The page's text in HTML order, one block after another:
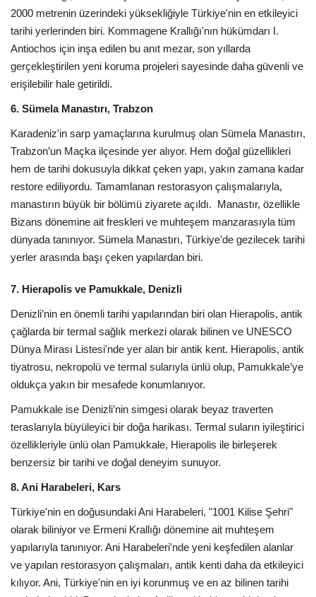
2000 metrenin üzerindeki yüksekliğiyle Türkiye'nin en etkileyici
tarihi yerlerinden biri. Kommagene Krallığı'nın hükümdarı I.
Antiochos için inşa edilen bu anıt mezar, son yıllarda
gerçekleştirilen yeni koruma projeleri sayesinde daha güvenli ve
erişilebilir hale getirildi.
6. Sümela Manastırı, Trabzon
Karadeniz'in sarp yamaçlarına kurulmuş olan Sümela Manastırı,
Trabzon’un Maçka ilçesinde yer alıyor. Hem doğal güzellikleri
hem de tarihi dokusuyla dikkat çeken yapı, yakın zamana kadar
restore ediliyordu. Tamamlanan restorasyon çalışmalarıyla,
manastırın büyük bir bölümü ziyarete açıldı. Manastır, özellikle
Bizans dönemine ait freskleri ve muhteşem manzarasıyla tüm
dünyada tanınıyor. Sümela Manastırı, Türkiye’de gezilecek tarihi
yerler arasında başı çeken yapılardan biri.
7. Hierapolis ve Pamukkale, Denizli
Denizli’nin en önemli tarihi yapılarından biri olan Hierapolis, antik
çağlarda bir termal sağlık merkezi olarak bilinen ve UNESCO
Dünya Mirası Listesi'nde yer alan bir antik kent. Hierapolis, antik
tiyatrosu, nekropolü ve termal sularıyla ünlü olup, Pamukkale’ye
oldukça yakın bir mesafede konumlanıyor.
Pamukkale ise Denizli’nin simgesi olarak beyaz traverten
teraslarıyla büyüleyici bir doğa harikası. Termal suların iyileştirici
özellikleriyle ünlü olan Pamukkale, Hierapolis ile birleşerek
benzersiz bir tarihi ve doğal deneyim sunuyor.
8. Ani Harabeleri, Kars
Türkiye'nin en doğusundaki Ani Harabeleri, "1001 Kilise Şehri"
olarak biliniyor ve Ermeni Krallığı dönemine ait muhteşem
yapılarıyla tanınıyor. Ani Harabeleri'nde yeni keşfedilen alanlar
ve yapılan restorasyon çalışmaları, antik kenti daha da etkileyici
kılıyor. Ani, Türkiye'nin en iyi korunmuş ve en az bilinen tarihi